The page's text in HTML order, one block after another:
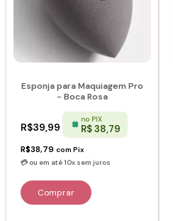
Esponja para Maquiagem Pro
- Boca Rosa
R$39,99
no PIX
R$ 38,79
R$38,79 com Pix